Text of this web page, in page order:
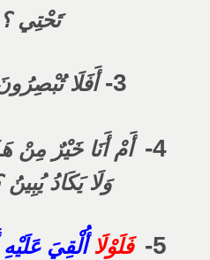
تَحْتِي
3- أَفَلَا
4-
أَمْ أَنَا خَيْرٌ مِنْ
وَلَا يَكَادُ يُبِينُ
5- فَلَوْلَاأُلْقِيَ عَلَيْهِ